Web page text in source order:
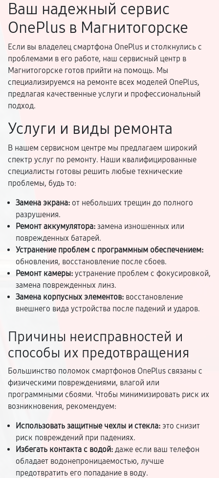
Ваш надежный сервис
OnePlus в Магнитогорске
Если вы владелец смартфона OnePlus и столкнулись с
проблемами в его работе, наш сервисный центр в
Магнитогорске готов прийти на помощь. Мы
специализируемся на ремонте всех моделей OnePlus,
предлагая качественные услуги и профессиональный
подход.
Услуги и виды ремонта
В нашем сервисном центре мы предлагаем широкий
спектр услуг по ремонту. Наши квалифицированные
специалисты готовы решить любые технические
проблемы, будь то:
Замена экрана: от небольших трещин до полного
разрушения.
Ремонт аккумулятора: замена изношенных или
поврежденных батарей.
Устранение проблем с программным обеспечением:
обновления, восстановление после сбоев.
Ремонт камеры: устранение проблем с фокусировкой,
замена поврежденных линз.
Замена корпусных элементов: восстановление
внешнего вида устройства после падений и ударов.
Причины неисправностей и
способы их предотвращения
Большинство поломок смартфонов OnePlus связаны с
физическими повреждениями, влагой или
программными сбоями. Чтобы минимизировать риск их
возникновения, рекомендуем:
Использовать защитные чехлы и стекла: это снизит
риск повреждений при падениях.
Избегать контакта с водой: даже если ваш телефон
обладает водонепроницаемостью, лучше
предотвратить его попадание в воду.